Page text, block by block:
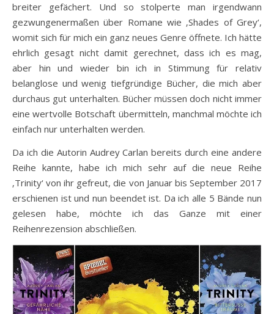
breiter gefächert. Und so stolperte man irgendwann
gezwungenermaßen über Romane wie ‚Shades of Grey‘,
womit sich für mich ein ganz neues Genre öffnete. Ich hätte
ehrlich gesagt nicht damit gerechnet, dass ich es mag,
aber hin und wieder bin ich in Stimmung für relativ
belanglose und wenig tiefgründige Bücher, die mich aber
durchaus gut unterhalten. Bücher müssen doch nicht immer
eine wertvolle Botschaft übermitteln, manchmal möchte ich
einfach nur unterhalten werden.
Da ich die Autorin Audrey Carlan bereits durch eine andere
Reihe kannte, habe ich mich sehr auf die neue Reihe
‚Trinity‘ von ihr gefreut, die von Januar bis September 2017
erschienen ist und nun beendet ist. Da ich alle 5 Bände nun
gelesen habe, möchte ich das Ganze mit einer
Reihenrezension abschließen.